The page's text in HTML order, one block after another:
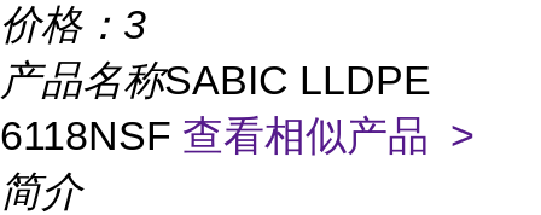
价格： 3
产品名称SABIC LLDPE
6118NSF 查看相似产品 >
简介